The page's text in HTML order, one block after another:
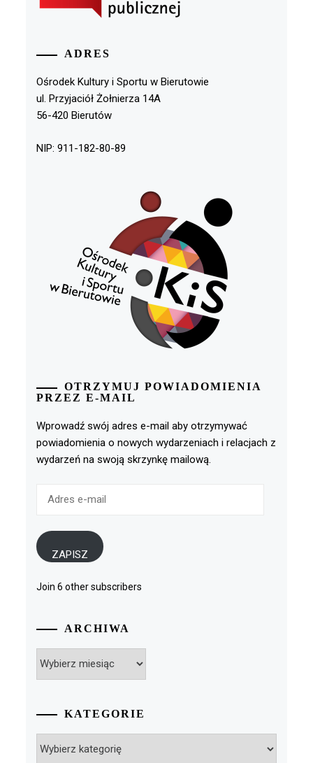
ADRES
Ośrodek Kultury i Sportu w Bierutowie
ul. Przyjaciół Żołnierza 14A
56-420 Bierutów
NIP: 911-182-80-89
OTRZYMUJ POWIADOMIENIA
PRZEZ E-MAIL
Wprowadź swój adres e-mail aby otrzymywać
powiadomienia o nowych wydarzeniach i relacjach z
wydarzeń na swoją skrzynkę mailową.
ZAPISZ
Join 6 other subscribers
ARCHIWA
KATEGORIE